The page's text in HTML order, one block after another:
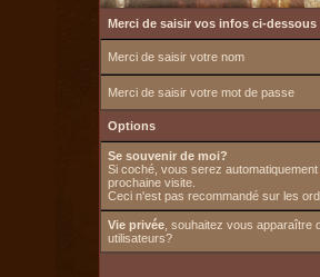
Merci de saisir vos infos ci-
Merci de saisir votre nom
Merci de saisir votre mot de passe
Options
Se souvenir de moi?
Si coché, vous serez
prochaine visite.
Ceci n'est pas recommandé sur les
Vie privée , souhaitez vous apparaître
utilisateurs?